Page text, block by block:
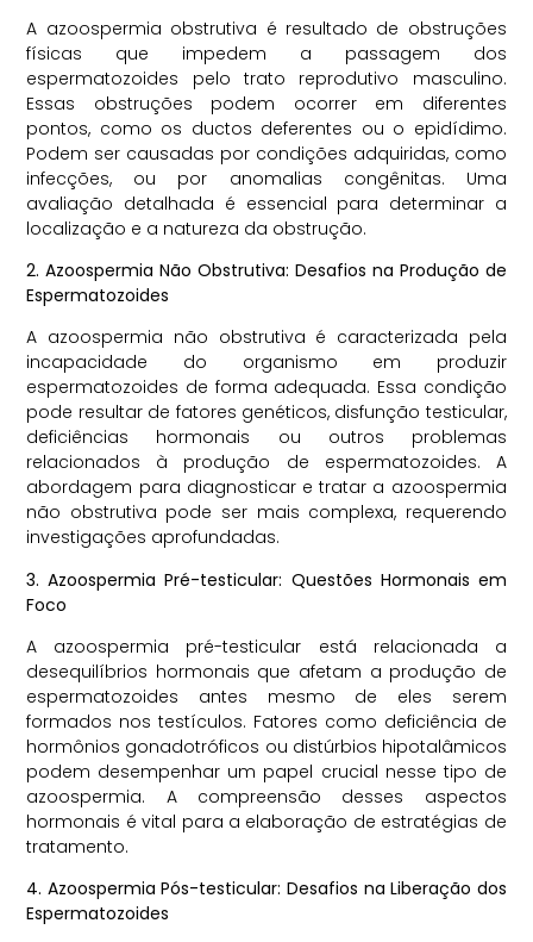
A azoospermia obstrutiva é resultado de obstruções
físicas que impedem a passagem dos
espermatozoides pelo trato reprodutivo masculino.
Essas obstruções podem ocorrer em diferentes
pontos, como os ductos deferentes ou o epidídimo.
Podem ser causadas por condições adquiridas, como
infecções, ou por anomalias congênitas. Uma
avaliação detalhada é essencial para determinar a
localização e a natureza da obstrução.
2. Azoospermia Não Obstrutiva: Desafios na Produção de
Espermatozoides
A azoospermia não obstrutiva é caracterizada pela
incapacidade do organismo em produzir
espermatozoides de forma adequada. Essa condição
pode resultar de fatores genéticos, disfunção testicular,
deficiências hormonais ou outros problemas
relacionados à produção de espermatozoides. A
abordagem para diagnosticar e tratar a azoospermia
não obstrutiva pode ser mais complexa, requerendo
investigações aprofundadas.
3. Azoospermia Pré-testicular: Questões Hormonais em
Foco
A azoospermia pré-testicular está relacionada a
desequilíbrios hormonais que afetam a produção de
espermatozoides antes mesmo de eles serem
formados nos testículos. Fatores como deficiência de
hormônios gonadotróficos ou distúrbios hipotalâmicos
podem desempenhar um papel crucial nesse tipo de
azoospermia. A compreensão desses aspectos
hormonais é vital para a elaboração de estratégias de
tratamento.
4. Azoospermia Pós-testicular: Desafios na Liberação dos
Espermatozoides